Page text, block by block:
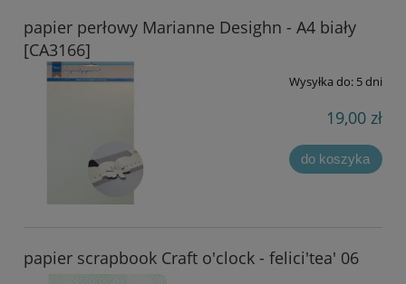
papier perłowy Marianne Desighn - A4 biały
[CA3166]
Wysyłka do: 5 dni
19,00 zł
do koszyka
papier scrapbook Craft o'clock - felici'tea' 06